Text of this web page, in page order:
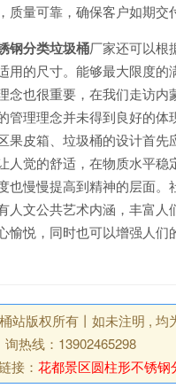
质量可靠，确保客户如期交
钢分类垃圾桶厂家还可以根
用的尺寸。能够最大限度的
念也很重要，在我们走访内
管理理念并未得到良好的体
果皮箱、垃圾桶的设计首先
人觉的舒适，在物质水平稳
也慢慢提高到精神的层面。
人文公共艺术内涵，丰富人
愉悦，同时也可以增强人们
站版权所有丨如未注明 , 均
询热线：13902465298
接： 花都景区圆柱形不锈钢